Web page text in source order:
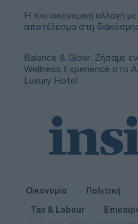
Η πιο οικονομική αλλαγή
αποτέλεσμα στη
Balance & Glow: Ζήσαμε
Wellness Experience στο
Luxury Hotel
Οικονομία Πολιτική
Tax & Labour